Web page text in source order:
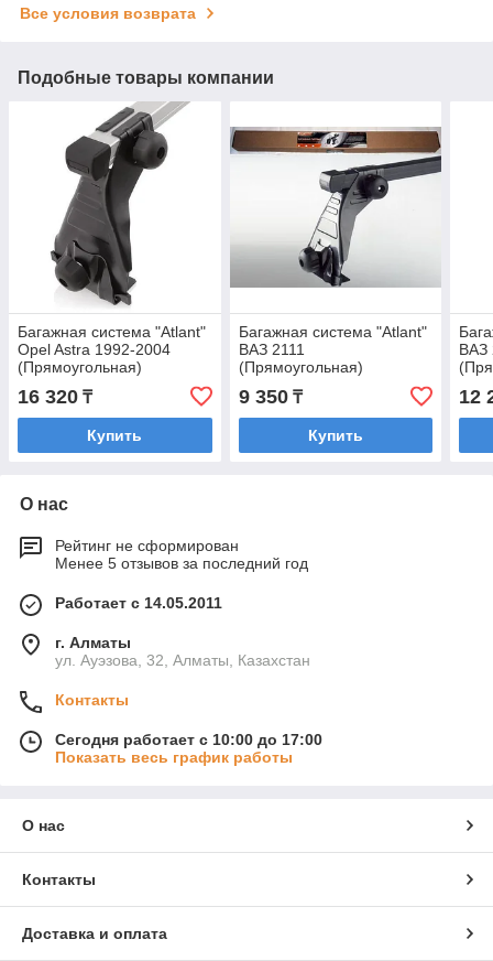
Все условия возврата
Подобные товары компании
Багажная система "Atlant"
Opel Astra 1992-2004
(Прямоугольная)
16 320 ₸
Купить
Багажная система "Atlant"
ВАЗ 2111
(Прямоугольная)
9 350₸
Купить
ВАЗ
12
О нас
Рейтинг не сформирован
Менее 5 отзывов за последний год
Работает с 14.05.2011
г. Алматы
ул. Ауэзова, 32, Алматы, Казахстан
Контакты
Сегодня работает с 10:00 до 17:00
Показать весь график работы
О нас
Контакты
Доставка и оплата